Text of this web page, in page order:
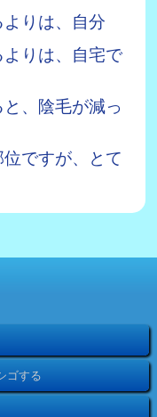
りは、自分
りは、自宅で
、陰毛が減っ
ですが、とて
ゴする